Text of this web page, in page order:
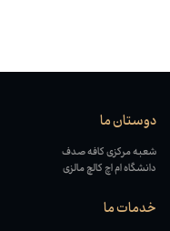
دوستان ما
شعبه مرکزی کافه صدف
دانشگاه ام اچ کالچ مالزی
خدمات ما